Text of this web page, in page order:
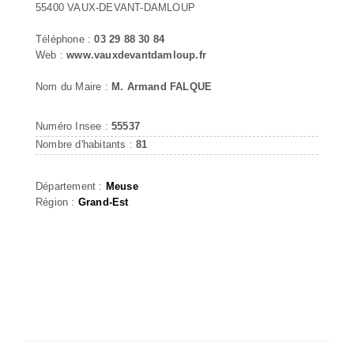
55400 VAUX-DEVANT-DAMLOUP
Téléphone :03 29 88 30 84
Web :www.vauxdevantdamloup.fr
Nom du Maire : M. Armand FALQUE
Numéro Insee : 55537
Nombre d'habitants :81
Département : Meuse
Région : Grand-Est